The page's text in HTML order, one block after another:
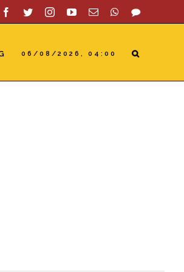
Facebook
TwitterInstagramYouTube
Email WhatsApp
SAC
06/08/2026, 04:00